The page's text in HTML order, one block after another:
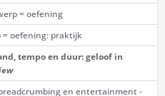
= oefening
= oefening: praktijk
tempo en duur: geloof in
en entertainment -